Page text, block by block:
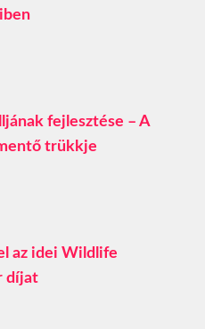
fejlesztése – A
trükkje
az idei Wildlife
díjat